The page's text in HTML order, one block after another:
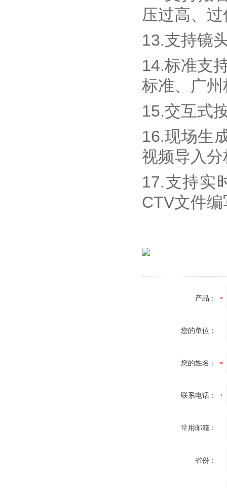
压过高、
13.支持镜
14.标准支
标准、广
15.交互式
16.现场生
视频导入
17.支持实
CTV文件
产品：
您的单位：
您的姓名：
联系电话：
常用邮箱：
省份：